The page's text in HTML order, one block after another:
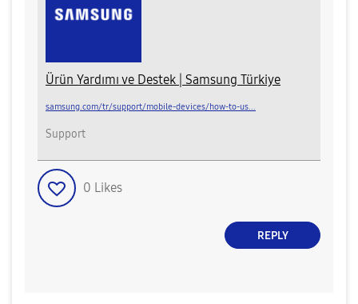
Ürün Yardımı ve Destek | Samsung Türkiye
samsung.com/tr/support/mobile-devices/how-to-us...
Support
0 Likes
REPLY